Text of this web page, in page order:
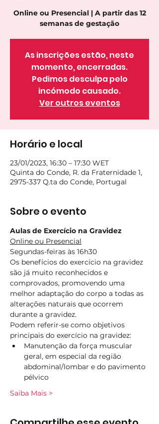
Online ou Presencial | A partir das 12
semanas de gestação
As inscrições estão, neste
momento, encerradas.
Pedimos desculpa pelo
incómodo causado.
Ver outros eventos
Horário e local
23/01/2023, 16:30 – 17:30 WET
Quinta do Conde, R. da Fraternidade 1,
2975-337 Q.ta do Conde, Portugal
Sobre o evento
Aulas de Exercício na Gravidez
Online ou Presencial
Segundas-feiras às 16h30
Os benefícios do exercício na gravidez
são já muito reconhecidos e
comprovados, promovendo uma
melhor adaptação do corpo a todas as
alterações naturais que ocorrem
durante a gravidez.
Podem referir-se como objetivos
principais do exercício na gravidez:
Manutenção da força muscular
geral, em especial da região
abdominal/lombar e do pavimento
pélvico
Saiba Mais >